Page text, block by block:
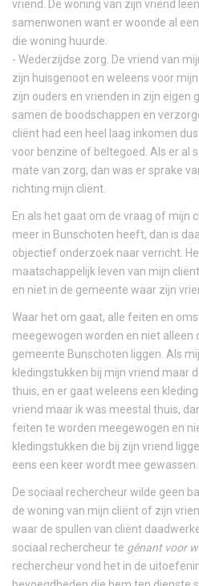
vriend. De woning van zijn vriend
samenwonen want er woonde al
die woning huurde.
- Wederzijdse zorg. De vriend van
zijn huisgenoot en weleens voor
zijn ouders en vrienden in zijn eigen
samen de boodschappen en
cliënt had een heel laag inkomen
voor benzine of beltegoed. Als er al
mate van zorg, dan was er sprake
richting mijn cliënt.
En als het gaat om de vraag of mijn
meer in Bunschoten heeft, dan is
objectief onderzoek naar verricht.
maatschappelijk leven van mijn
en niet in de gemeente waar zijn
Waar het om gaat, alle feiten en
meegewogen worden en niet alleen
gemeente Bunschoten liggen. Als
kledingstukken bij mijn vriend maar
thuis, en er gaat weleens een
vriend maar ik was meestal thuis,
feiten te worden meegewogen en
kledingstukken die bij zijn vriend
eens een keer wordt mee gewassen.
De sociaal rechercheur wilde geen
de woning van mijn cliënt of zijn
waar de spullen van cliënt
sociaal rechercheur te gênant voor
rechercheur vond het in de